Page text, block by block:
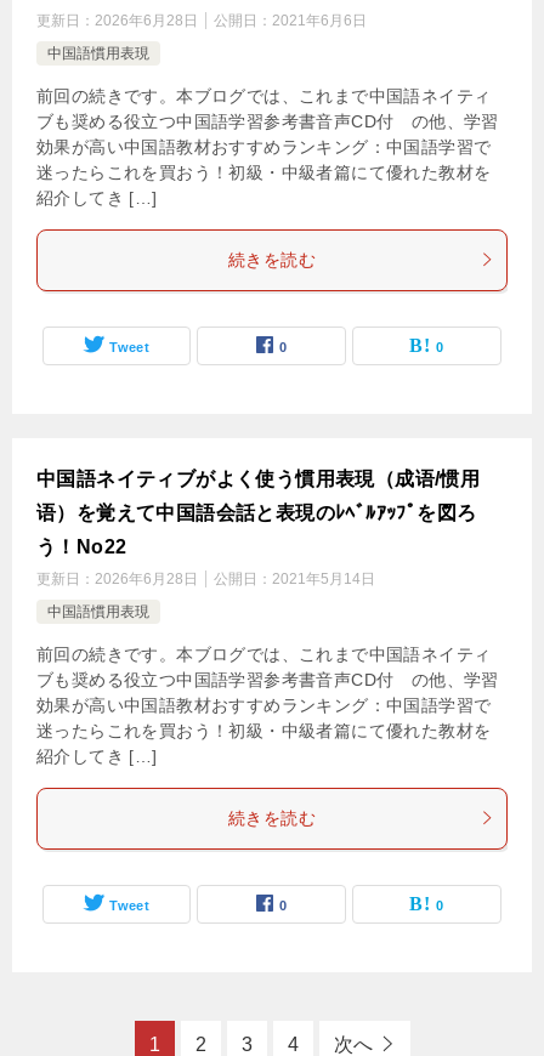
更新日： 2026年6月28日 公開日： 2021年6月6日
中国語慣用表現
前回の続きです。本ブログでは、これまで中国語ネイティ
ブも奨める役立つ中国語学習参考書音声CD付 の他、学習
効果が高い中国語教材おすすめランキング：中国語学習で
迷ったらこれを買おう！初級・中級者篇にて優れた教材を
紹介してき […]
続きを読む
Tweet 0 0
中国語ネイティブがよく使う慣用表現（成语/惯用
语）を覚えて中国語会話と表現のﾚﾍﾞﾙｱｯﾌﾟを図ろ
う！No22
更新日： 2026年6月28日 公開日： 2021年5月14日
中国語慣用表現
前回の続きです。本ブログでは、これまで中国語ネイティ
ブも奨める役立つ中国語学習参考書音声CD付 の他、学習
効果が高い中国語教材おすすめランキング：中国語学習で
迷ったらこれを買おう！初級・中級者篇にて優れた教材を
紹介してき […]
続きを読む
Tweet 0 0
1 2 3 4 次へ